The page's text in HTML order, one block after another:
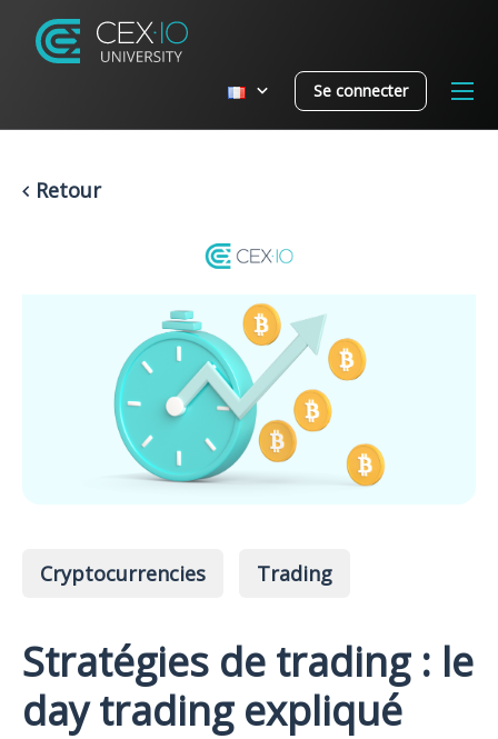
Se connecter
Retour
Cryptocurrencies Trading
Stratégies de trading : le
day trading expliqué